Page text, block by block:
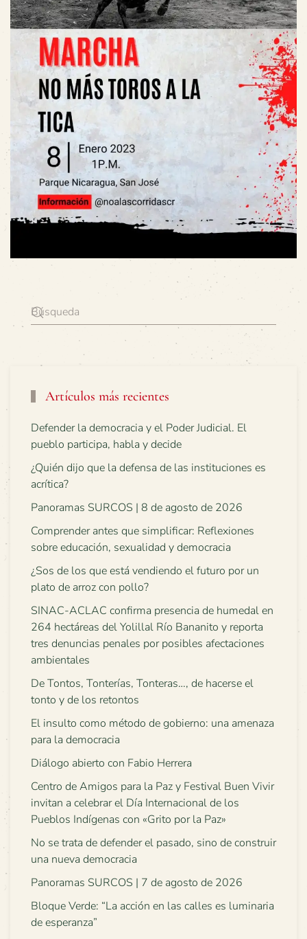
Artículos más recientes
Defender la democracia y el Poder Judicial. El
pueblo participa, habla y decide
¿Quién dijo que la defensa de las instituciones es
acrítica?
Panoramas SURCOS | 8 de agosto de 2026
Comprender antes que simplificar: Reflexiones
sobre educación, sexualidad y democracia
¿Sos de los que está vendiendo el futuro por un
plato de arroz con pollo?
SINAC-ACLAC confirma presencia de humedal en
264 hectáreas del Yolillal Río Bananito y reporta
tres denuncias penales por posibles afectaciones
ambientales
De Tontos, Tonterías, Tonteras…, de hacerse el
tonto y de los retontos
El insulto como método de gobierno: una amenaza
para la democracia
Diálogo abierto con Fabio Herrera
Centro de Amigos para la Paz y Festival Buen Vivir
invitan a celebrar el Día Internacional de los
Pueblos Indígenas con «Grito por la Paz»
No se trata de defender el pasado, sino de construir
una nueva democracia
Panoramas SURCOS | 7 de agosto de 2026
Bloque Verde: “La acción en las calles es luminaria
de esperanza”